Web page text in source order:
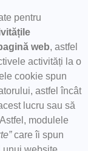
pentru
web, astfel
activități la o
cookie spun
astfel încât
lucru sau să
modulele
care îi spun